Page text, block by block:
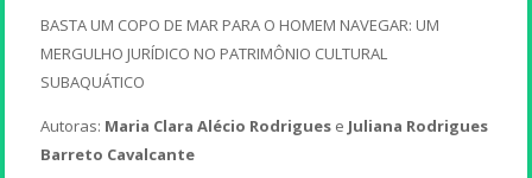
BASTA UM COPO DE MAR PARA O HOMEM NAVEGAR: UM
MERGULHO JURÍDICO NO PATRIMÔNIO CULTURAL
SUBAQUÁTICO
Autoras: Maria Clara Alécio Rodrigues e Juliana Rodrigues
Barreto Cavalcante